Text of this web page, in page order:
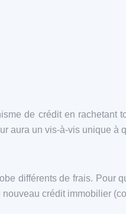
de crédit en
aura un vis-à-vis unique à
différents de frais.
crédit immobilier